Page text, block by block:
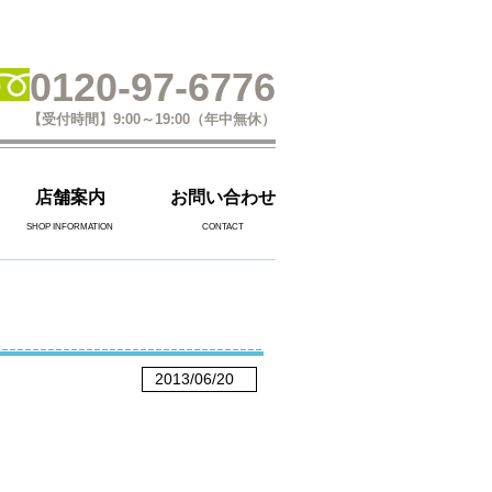
0120-97-6776
【受付時間】9:00～19:00（年中無休）
店舗案内
SHOP INFORMATION
お問い合わせ
CONTACT
2013/06/20